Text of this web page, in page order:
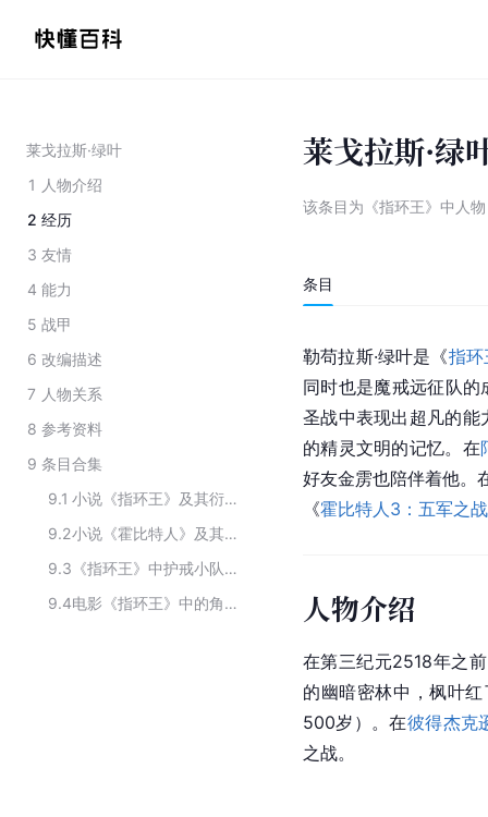
莱戈拉斯·绿叶
1 人物介绍
2 经历
3 友情
4 能力
5 战甲
6 改编描述
7 人物关系
8 参考资料
9 条目合集
9.1
小说《指环王》及其衍生品中的角色
9.2
小说《霍比特人》及其衍生作品中的角色
9.3
《指环王》中护戒小队的成员
9.4
电影《指环王》中的角色
莱戈拉斯·绿
该条目为 《指环王》中人物
条目
勒苟拉斯·绿叶是《指环
同时也是魔戒远征队的
圣战中表现出超凡的能
的精灵文明的记忆。在
好友金雳也陪伴着他。
《霍比特人3：五军之战
人物介绍
在第三纪元2518年之
的幽暗密林中，枫叶
500岁）。在彼得杰克
之战。